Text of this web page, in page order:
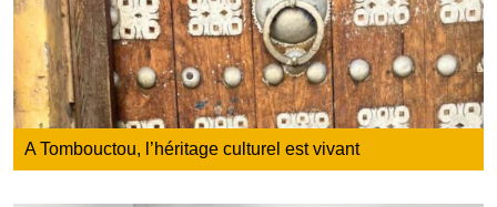
A Tombouctou, l’héritage culturel est vivant